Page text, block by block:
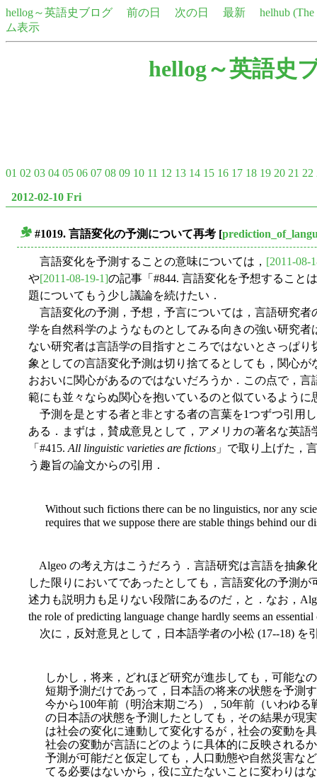
hellog～英語史ブログ 前の日 次の日 最新
helhub
ム表示
hellog～英語史
01 02 03 04 05 06 07 08 09 10 11 12 13 14 15 16 17 18 19 20 21 22
2012-02-10 Fri
#1019. 言語変化の予測について再考 [
言語変化を予測することの意味については， [2011-08-
や[2011-08-19-1]の記事「#844. 言語変化を予想すること
題についてもう少し議論を続けたい．
言語変化の予測，予想，予言については，言語研究者
学を自然科学のようなものとしてみる向きの強い研究
ない研究者は言語学の目指すところではないとさっぱ
象としての言語変化予測は切り捨てるとしても，関心
おおいに関心があるのではないだろうか．この点で，
範にも並々ならぬ関心を抱いているのと似ているように
予測を是とする者と非とする者の言葉を1つずつ引用
ある．まずは，賛成意見として，アメリカの著名な英語
「#415. All linguistic varieties are fictions 」で取り上げた，
う趣旨の論文からの引用．
Without such fictions there can be no linguistics, nor any
requires that we suppose there are stable things behind our
Algeo の考え方はこうだろう．言語研究は言語を抽象
した限りにおいてであったとしても，言語変化の予測
述力も説明力も足りない段階にあるのだ，と．なお，
the role of predicting language change hardly seems an
次に，反対意見として，日本語学者の小松 (17--18) を
しかし，将来，どれほど研究が進歩しても，可能な
短期予測だけであって，日本語の将来の状態を予測
今から100年前（明治末期ごろ），50年前（いわゆ
の日本語の状態を予測したとしても，その結果が現
は社会の変化に連動して変化するが，社会の変動を
社会の変動が言語にどのように具体的に反映される
予測が可能だと仮定しても，人口動態や自然災害な
てる必要はないから，役に立たないことに変わりは